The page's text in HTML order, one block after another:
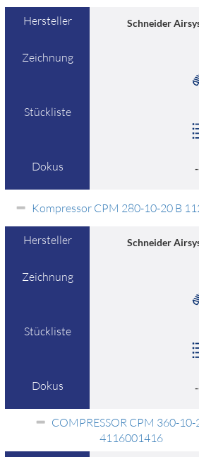
Hersteller Schneider
Zeichnung
Stückliste
Dokus
Kompressor CPM 280-10-20 B
Hersteller Schneider
Zeichnung
Stückliste
Dokus
COMPRESSOR CPM 360-
4116001416